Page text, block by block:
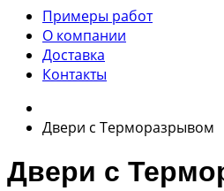
Примеры работ
О компании
Доставка
Контакты
Двери с Терморазрывом
Двери с